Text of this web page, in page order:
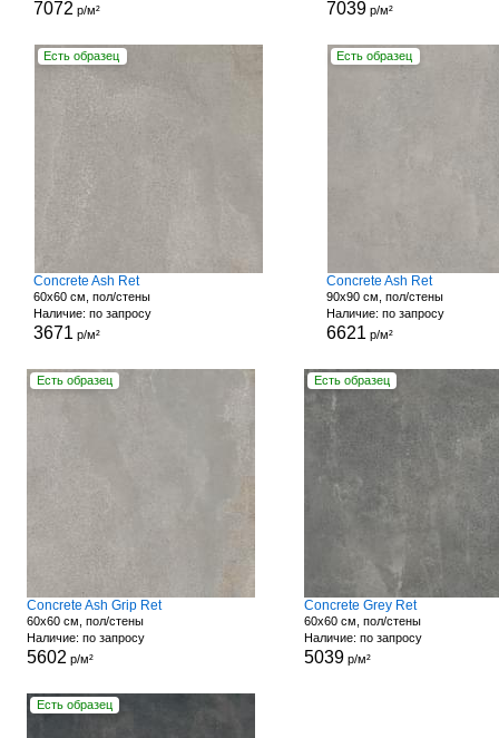
7072 р/м² 7039 р/м²
Есть образец
Concrete Ash Ret
60x60 см, пол/стены
Наличие: по запросу
3671 р/м²
Есть образец
Concrete Ash Ret
90x90 см, пол/стены
Наличие: по запросу
6621 р/м²
Есть образец
Concrete Ash Grip Ret
60x60 см, пол/стены
Наличие: по запросу
5602 р/м²
Есть образец
Concrete Grey Ret
60x60 см, пол/стены
Наличие: по запросу
5039р/м²
Есть образец